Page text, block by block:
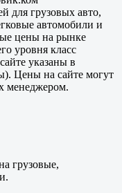
для грузовых авто,
автомобили и
цены на рынке
уровня класс
указаны в
Цены на сайте могут
менеджером.
грузовые,